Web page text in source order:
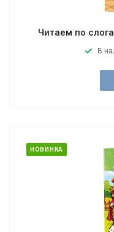
Читаем по
В
НОВИНКА